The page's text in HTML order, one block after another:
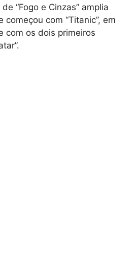
“Fogo e Cinzas” amplia
começou com “Titanic”, em
com os dois primeiros